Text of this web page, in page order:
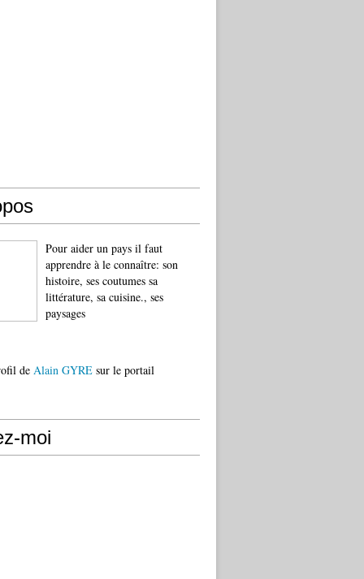
Pour aider un pays il faut
apprendre à le connaître: son
histoire, ses coutumes sa
littérature, sa cuisine., ses
paysages
de Alain GYRE sur le portail
moi